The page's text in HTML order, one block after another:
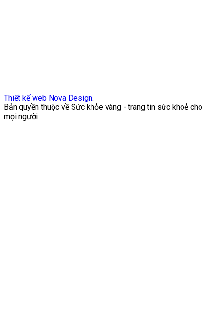
Thiết kế web Nova Design.
Bản quyền thuộc về Sức khỏe vàng - trang tin sức khoẻ cho
mọi người